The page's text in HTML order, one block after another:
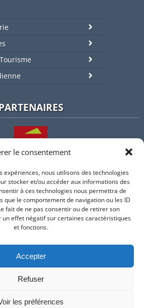
le consentement
expériences, nous utilisons des technologies
stocker et/ou accéder aux informations des
à ces technologies nous permettra de
que le comportement de navigation ou les ID
fait de ne pas consentir ou de retirer son
effet négatif sur certaines caractéristiques
et fonctions.
Accepter
Refuser
les préférences
Intramuros
nous sur Facebook
Site